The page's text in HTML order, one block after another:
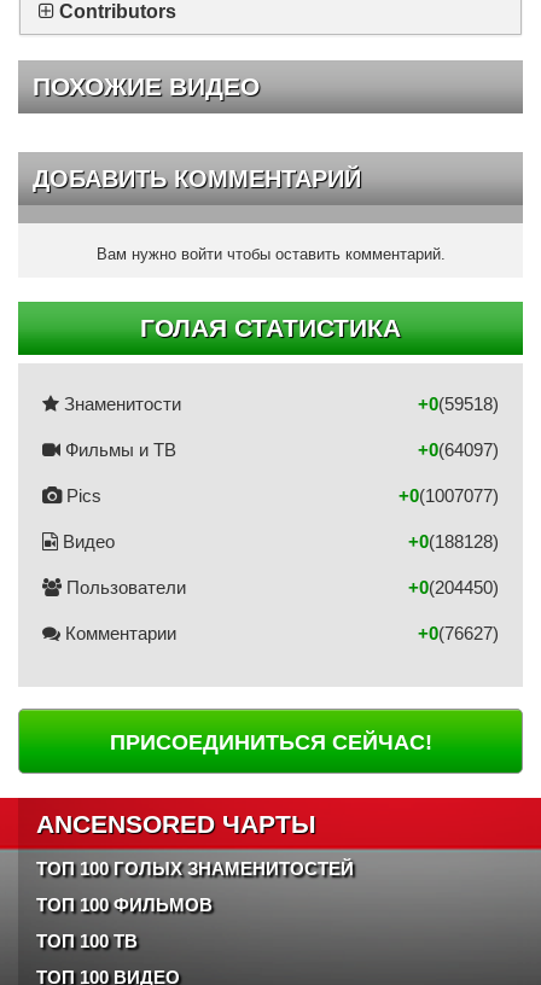
Contributors
ПОХОЖИЕ ВИДЕО
ДОБАВИТЬ КОММЕНТАРИЙ
Вам нужно войти чтобы оставить комментарий.
ГОЛАЯ СТАТИСТИКА
Знаменитости (59518)
+0
Фильмы и ТВ (64097)
+0
Pics (1007077)
+0
Видео (188128)
+0
Пользователи (204450)
+0
Комментарии (76627)
+0
ПРИСОЕДИНИТЬСЯ СЕЙЧАС!
ANCENSORED ЧАРТЫ
ТОП 100 ГОЛЫХ ЗНАМЕНИТОСТЕЙ
ТОП 100 ФИЛЬМОВ
ТОП 100 ТВ
ТОП 100 ВИДЕО